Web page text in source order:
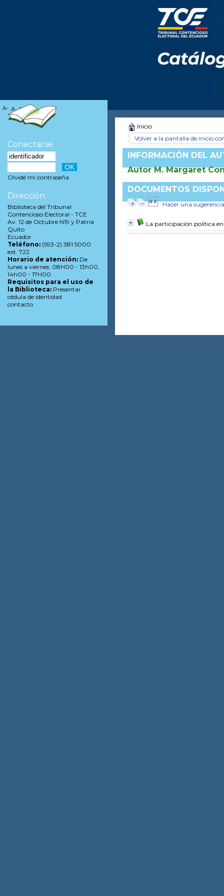
Inicio
Volver a la pantalla de inicio
INFORMACIÓN DEL
Autor M. Margaret
DOCUMENTOS
Hacer una sugerencia
La participación política en
A- A A+
Conectarse
Olvidé mi contraseña
Dirección
Biblioteca del Tribunal
Contencioso Electoral - TCE
Av. 12 de Octubre N19 y Patria
Quito
Ecuador
Teléfono: (593-2) 381 5000
ext. 722
Horario de atención: De
lunes a viernes: 08H00 - 13h00,
14h00 - 17H00
Requisitos para el uso de
la Biblioteca: Presentar
cédula de identidad
contacto